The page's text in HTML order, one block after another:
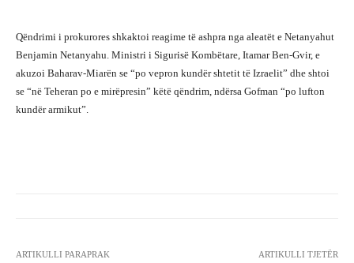
Qëndrimi i prokurores shkaktoi reagime të ashpra nga aleatët e Netanyahut
Benjamin Netanyahu. Ministri i Sigurisë Kombëtare, Itamar Ben-Gvir, e
akuzoi Baharav-Miarën se “po vepron kundër shtetit të Izraelit” dhe shtoi
se “në Teheran po e mirëpresin” këtë qëndrim, ndërsa Gofman “po lufton
kundër armikut”.
ARTIKULLI PARAPRAK ARTIKULLI TJETËR